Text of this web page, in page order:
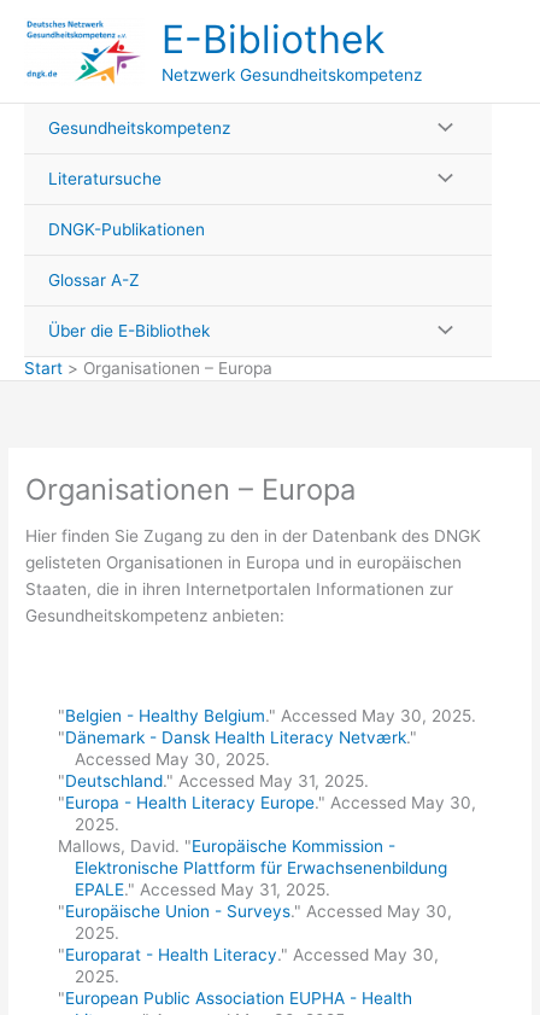
Inhalt
E-Bibliothek
Netzwerk Gesundheitskompetenz
Gesundheitskompetenz
Literatursuche
DNGK-Publikationen
Glossar A-Z
Über die E-Bibliothek
Start
Organisationen – Europa
Organisationen – Europa
Hier finden Sie Zugang zu den in der Datenbank des DNGK
gelisteten Organisationen in Europa und in europäischen
Staaten, die in ihren Internetportalen Informationen zur
Gesundheitskompetenz anbieten:
"Belgien - Healthy Belgium." Accessed May 30, 2025.
"Dänemark - Dansk Health Literacy Netværk."
Accessed May 30, 2025.
"Deutschland." Accessed May 31, 2025.
"Europa - Health Literacy Europe." Accessed May 30,
2025.
Mallows, David. "Europäische Kommission -
Elektronische Plattform für Erwachsenenbildung
EPALE." Accessed May 31, 2025.
"Europäische Union - Surveys." Accessed May 30,
2025.
"Europarat - Health Literacy." Accessed May 30,
2025.
"European Public Association EUPHA - Health